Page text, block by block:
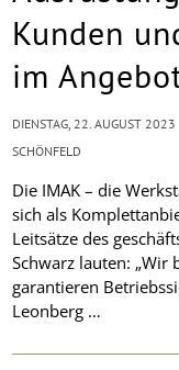
Kunden
im
Die IMAK – die
sich als
Leitsätze des
Schwarz lauten: „Wir
garantieren
Leonberg …
DIENSTAG, 22. AUGUST 2023
SCHÖNFELD